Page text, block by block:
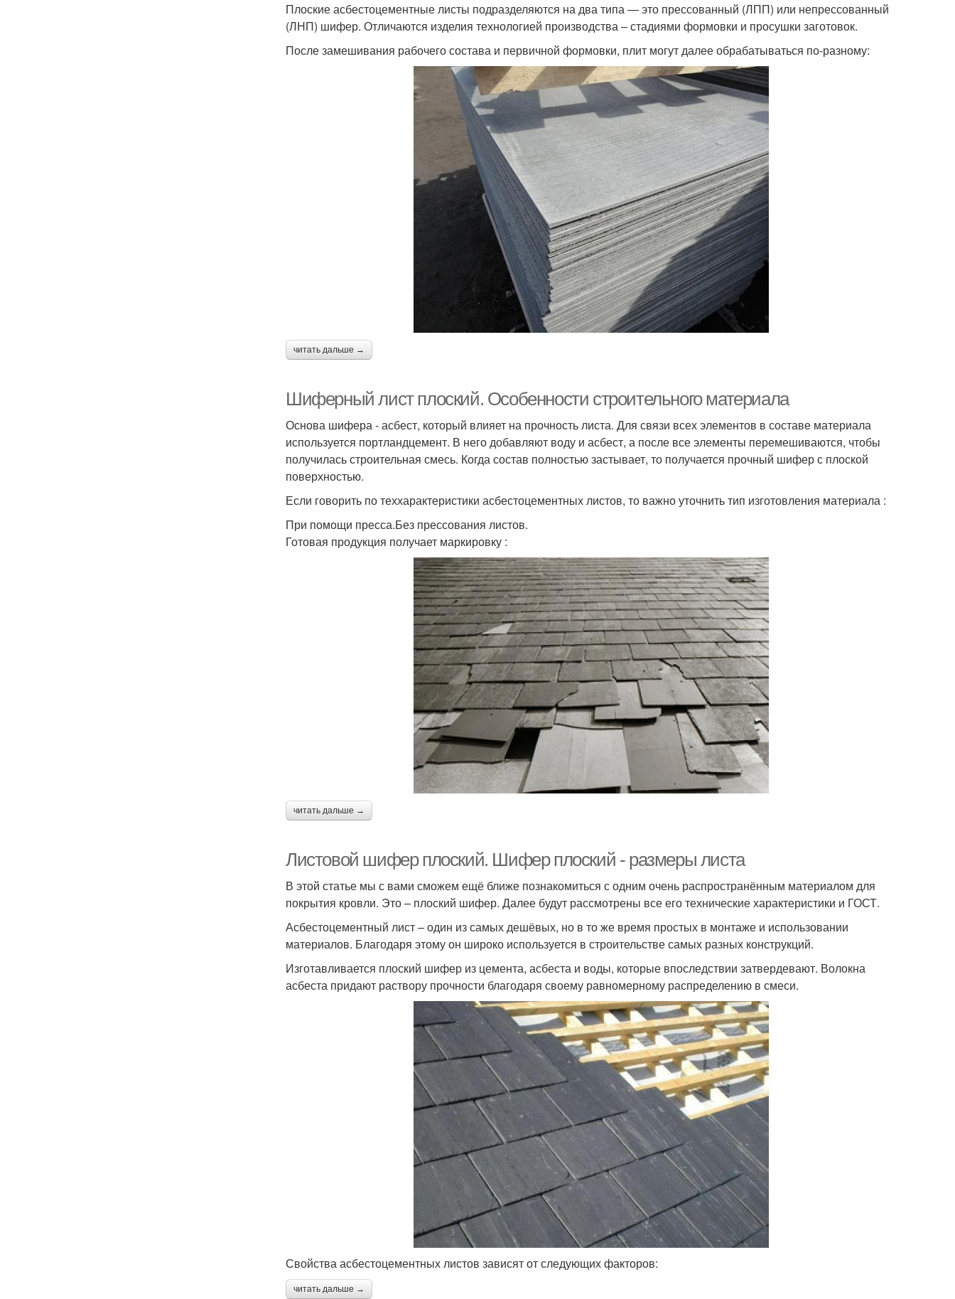
Плоские асбестоцементные листы подразделяются на два типа — это прессованный (ЛПП) или непрессованный
(ЛНП) шифер. Отличаются изделия технологией производства – стадиями формовки и просушки заготовок.
После замешивания рабочего состава и первичной формовки, плит могут далее обрабатываться по-разному:
читать дальше →
Шиферный лист плоский. Особенности строительного материала
Основа шифера - асбест, который влияет на прочность листа. Для связи всех элементов в составе материала
используется портландцемент. В него добавляют воду и асбест, а после все элементы перемешиваются, чтобы
получилась строительная смесь. Когда состав полностью застывает, то получается прочный шифер с плоской
поверхностью.
Если говорить по теххарактеристики асбестоцементных листов, то важно уточнить тип изготовления материала :
При помощи пресса.Без прессования листов.
Готовая продукция получает маркировку :
читать дальше →
Листовой шифер плоский. Шифер плоский - размеры листа
В этой статье мы с вами сможем ещё ближе познакомиться с одним очень распространённым материалом для
покрытия кровли. Это – плоский шифер. Далее будут рассмотрены все его технические характеристики и ГОСТ.
Асбестоцементный лист – один из самых дешёвых, но в то же время простых в монтаже и использовании
материалов. Благодаря этому он широко используется в строительстве самых разных конструкций.
Изготавливается плоский шифер из цемента, асбеста и воды, которые впоследствии затвердевают. Волокна
асбеста придают раствору прочности благодаря своему равномерному распределению в смеси.
Свойства асбестоцементных листов зависят от следующих факторов:
читать дальше →